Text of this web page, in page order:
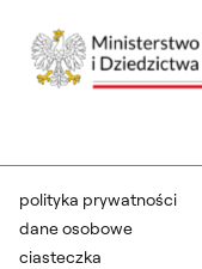
polityka prywatności
dane osobowe
ciasteczka